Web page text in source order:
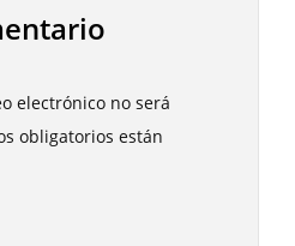
electrónico no será
obligatorios están